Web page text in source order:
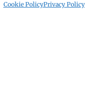
Cookie PolicyPrivacy Policy
to accept marketing cookies and